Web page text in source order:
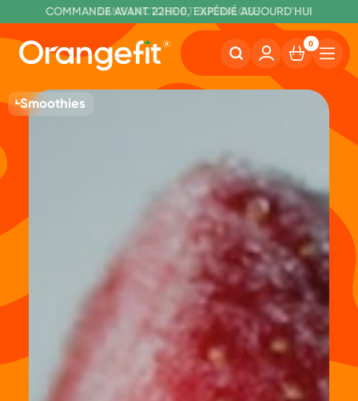
SANS LACTOSE ET SUCRALOSE
COMMANDE AVANT 22H00, EXPÉDIÉ AUJOURD'HUI
LIVRAISON GRATUITE À PARTIR DE 60€
0
Smoothies